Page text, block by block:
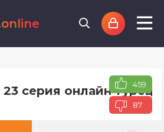
серия онлайн 459
87